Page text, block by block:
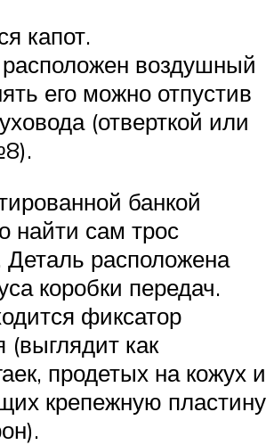
капот.
воздушный
его можно отпустив
(отверткой или
банкой
найти сам трос
Деталь расположена
коробки передач.
фиксатор
(выглядит как
продетых на кожух и
крепежную пластину